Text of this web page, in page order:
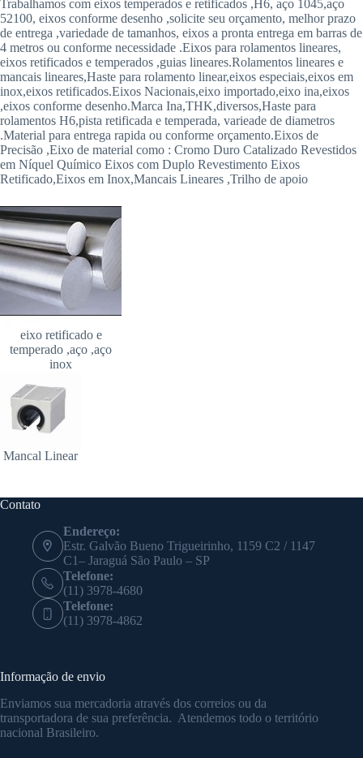
Telefones:
(11)3978-
4680
(11)3978-
4862
Trabalhamos com eixos temperados e retificados ,H6, aço 1045,aço
52100, eixos conforme desenho ,solicite seu orçamento, melhor prazo
de entrega ,variedade de tamanhos, eixos a pronta entrega em barras de
4 metros ou conforme necessidade .Eixos para rolamentos lineares,
eixos retificados e temperados ,guias lineares.Rolamentos lineares e
mancais lineares,Haste para rolamento linear,eixos especiais,eixos em
inox,eixos retificados.Eixos Nacionais,eixo importado,eixo ina,eixos
,eixos conforme desenho.Marca Ina,THK,diversos,Haste para
rolamentos H6,pista retificada e temperada, varieade de diametros
.Material para entrega rapida ou conforme orçamento.Eixos de
Precisão ,Eixo de material como : Cromo Duro Catalizado Revestidos
em Níquel Químico Eixos com Duplo Revestimento Eixos
Retificado,Eixos em Inox,Mancais Lineares ,Trilho de apoio
eixo retificado e
temperado ,aço ,aço
inox
Mancal Linear
Contato
Endereço:
Estr. Galvão Bueno Trigueirinho, 1159 C2 / 1147
C1– Jaraguá São Paulo – SP
Telefone:
(11) 3978-4680
Telefone:
(11) 3978-4862
Informação de envio
Enviamos sua mercadoria através dos correios ou da
transportadora de sua preferência. Atendemos todo o território
nacional Brasileiro.